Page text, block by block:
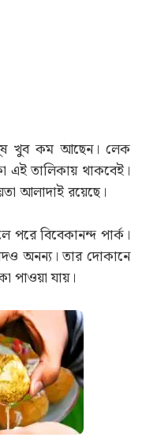
খুব কম আছেন। লেক
এই তালিকায় থাকবেই।
আলাদাই রয়েছে।
বিবেকানন্দ পার্ক।
অনন্য। তার দোকানে
পাওয়া যায়।